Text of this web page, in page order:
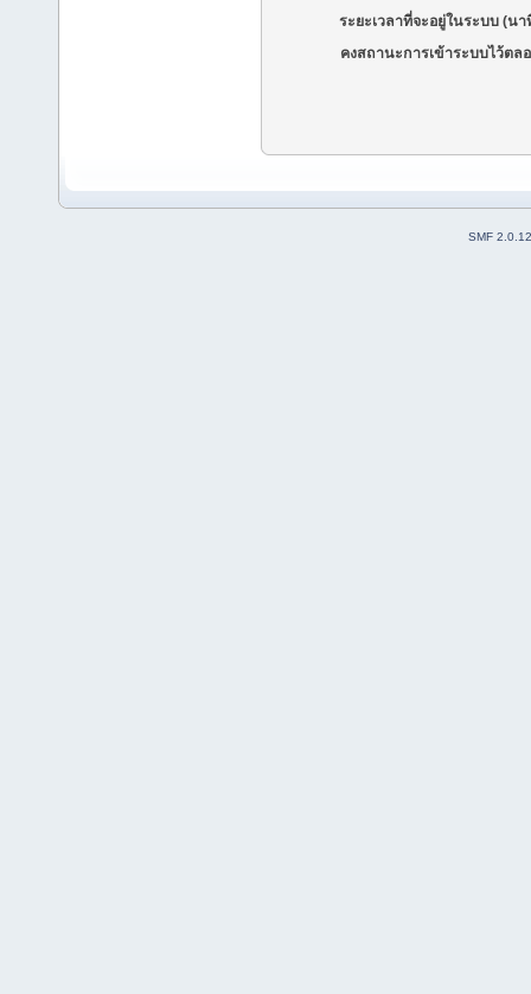
ระยะเวลาที่จะอยู่ในระบบ (นา
คงสถานะการเข้าระบบไว้ตล
SMF 2.0.12